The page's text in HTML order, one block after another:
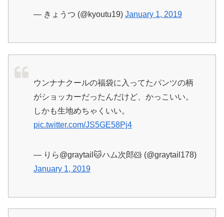
— きょうつ (@kyoutu19) January 1, 2019
ウンナナクールの福袋に入ってたパンツの柄
がショッカーだったんだけど、かっこいい。
しかも生地めちゃくいい。
pic.twitter.com/JS5GE58Pj4
— りら@graytail🐱ハム次郎🐹 (@graytail178)
January 1, 2019